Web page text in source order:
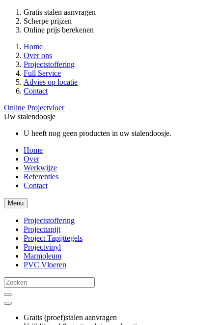
Gratis stalen aanvragen
Scherpe prijzen
Online prijs berekenen
Home
Over ons
Projectstoffering
Full Service
Advies op locatie
Contact
Online Projectvloer
Uw stalendoosje
U heeft nog geen producten in uw stalendoosje.
Home
Over
Werkwijze
Referenties
Contact
Menu
Projectstoffering
Projecttapijt
Project Tapijttegels
Projectvinyl
Marmoleum
PVC Vloeren
Gratis (proef)stalen aanvragen